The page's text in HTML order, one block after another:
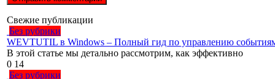
Свежие публикации
Без рубрики
WEVTUTIL в Windows – Полный гид по управлению
В этой статье мы детально рассмотрим, как эффективно
0 14
Без рубрики